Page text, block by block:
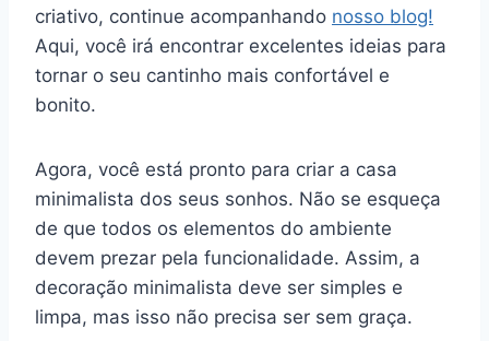
criativo, continue acompanhando nosso blog!
Aqui, você irá encontrar excelentes ideias para
tornar o seu cantinho mais confortável e
bonito.
Agora, você está pronto para criar a casa
minimalista dos seus sonhos. Não se esqueça
de que todos os elementos do ambiente
devem prezar pela funcionalidade. Assim, a
decoração minimalista deve ser simples e
limpa, mas isso não precisa ser sem graça.